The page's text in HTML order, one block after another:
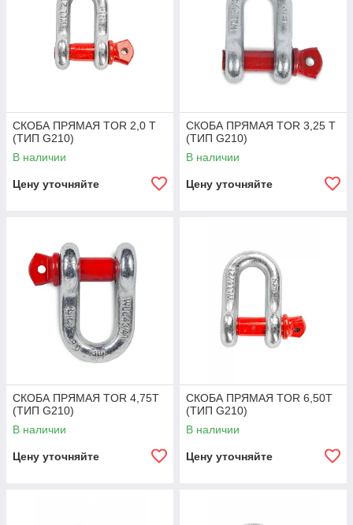
СКОБА ПРЯМАЯ TOR 2,0 Т
(ТИП G210)
В наличии
Цену уточняйте
СКОБА ПРЯМАЯ TOR 3,25 Т
(ТИП G210)
В наличии
Цену уточняйте
СКОБА ПРЯМАЯ TOR 4,75Т
(ТИП G210)
В наличии
Цену уточняйте
СКОБА ПРЯМАЯ TOR 6,50Т
(ТИП G210)
В наличии
Цену уточняйте